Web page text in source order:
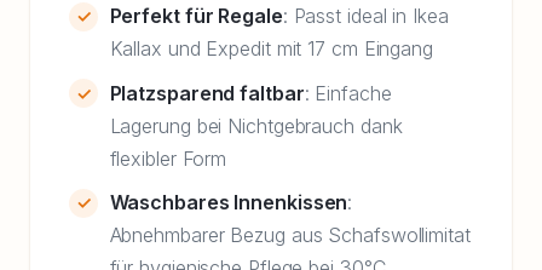
Perfekt für Regale: Passt ideal in Ikea
Kallax und Expedit mit 17 cm Eingang
Platzsparend faltbar: Einfache
Lagerung bei Nichtgebrauch dank
flexibler Form
Waschbares Innenkissen:
Abnehmbarer Bezug aus Schafswollimitat